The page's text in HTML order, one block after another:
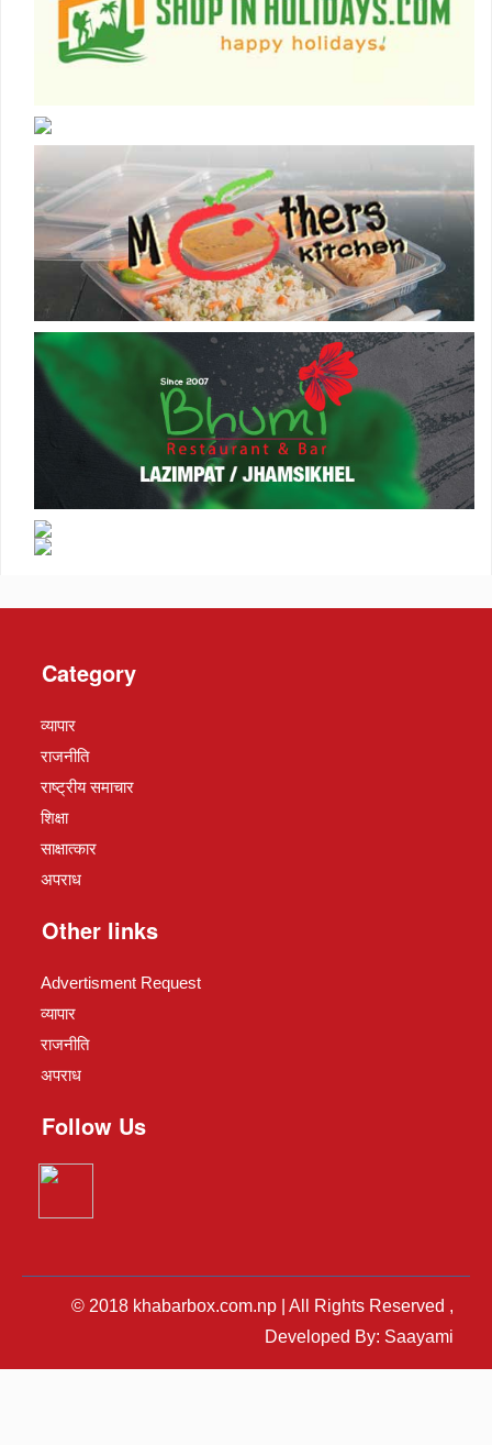
Category
व्यापार
राजनीति
राष्ट्रीय समाचार
शिक्षा
साक्षात्कार
अपराध
Other links
Advertisment Request
व्यापार
राजनीति
अपराध
Follow Us
© 2018 khabarbox.com.np | All Rights Reserved ,
Developed By: Saayami